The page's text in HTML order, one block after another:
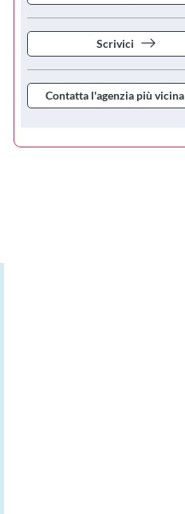
Scrivici
Contatta l'agenzia più vicina